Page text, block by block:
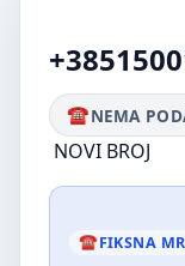
NEMA
NOVI BROJ
FIKSNA